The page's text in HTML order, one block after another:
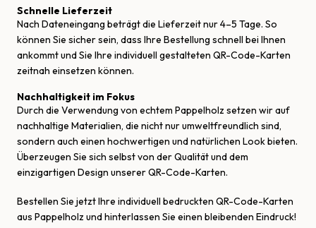
Schnelle Lieferzeit
Nach Dateneingang beträgt die Lieferzeit nur 4–5 Tage. So
können Sie sicher sein, dass Ihre Bestellung schnell bei Ihnen
ankommt und Sie Ihre individuell gestalteten QR-Code-Karten
zeitnah einsetzen können.
Nachhaltigkeit im Fokus
Durch die Verwendung von echtem Pappelholz setzen wir auf
nachhaltige Materialien, die nicht nur umweltfreundlich sind,
sondern auch einen hochwertigen und natürlichen Look bieten.
Überzeugen Sie sich selbst von der Qualität und dem
einzigartigen Design unserer QR-Code-Karten.
Bestellen Sie jetzt Ihre individuell bedruckten QR-Code-Karten
aus Pappelholz und hinterlassen Sie einen bleibenden Eindruck!